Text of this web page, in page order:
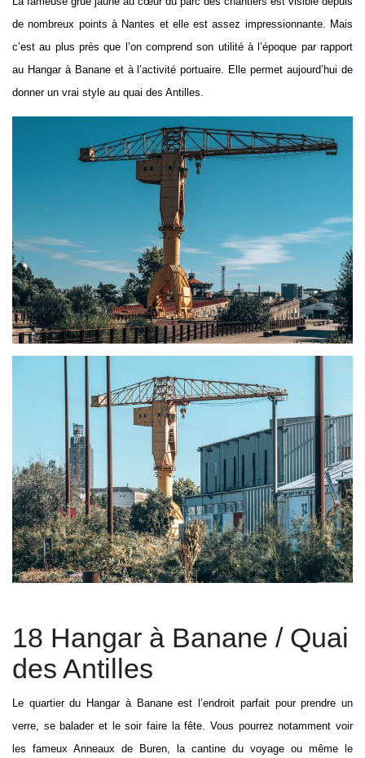
de nombreux points à Nantes et elle est assez impressionnante. Mais
c’est au plus près que l’on comprend son utilité à l’époque par rapport
au Hangar à Banane et à l’activité portuaire. Elle permet aujourd’hui de
donner un vrai style au quai des Antilles.
18 Hangar à Banane / Quai
des Antilles
Le quartier du Hangar à Banane est l’endroit parfait pour prendre un
verre, se balader et le soir faire la fête. Vous pourrez notamment voir
les fameux Anneaux de Buren, la cantine du voyage ou même le